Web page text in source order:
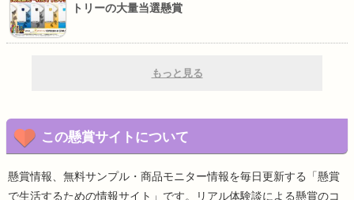
トリーの大量当選懸賞
もっと見る
この懸賞サイトについて
懸賞情報、無料サンプル・商品モニター情報を毎日更新する「懸賞
で生活するための情報サイト」です。リアル体験談による懸賞のコ